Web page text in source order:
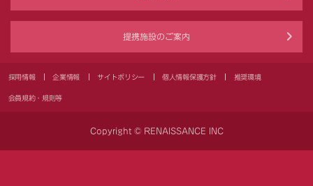
提携施設のご案内
採用情報 企業情報 サイトポリシー 個人情報保護方針 推奨環境
会員規約・規則等
Copyright © RENAISSANCE INC